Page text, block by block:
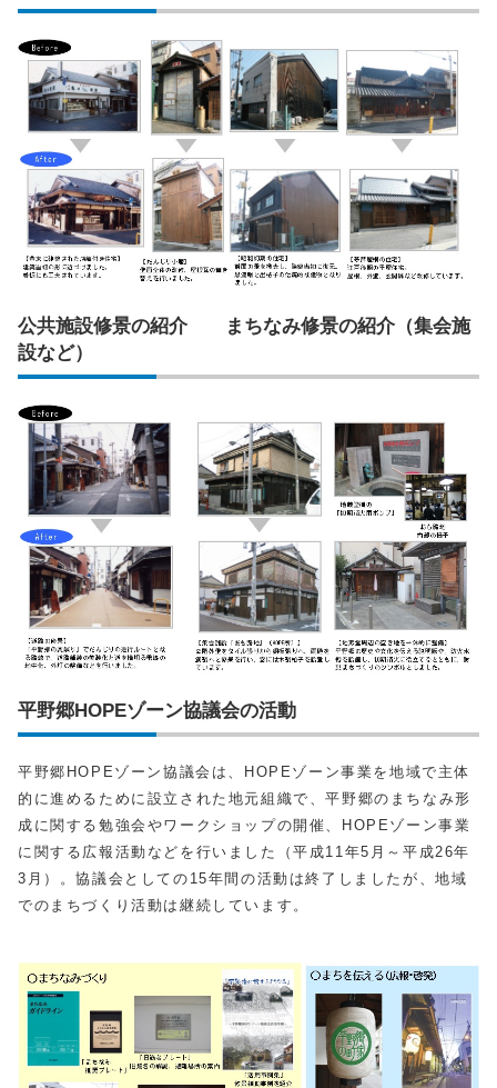
公共施設修景の紹介 まちなみ修景の紹介（集会施
設など）
平野郷HOPEゾーン協議会の活動
平野郷HOPEゾーン協議会は、HOPEゾーン事業を地域で主体
的に進めるために設立された地元組織で、平野郷のまちなみ形
成に関する勉強会やワークショップの開催、HOPEゾーン事業
に関する広報活動などを行いました（平成11年5月～平成26年
3月）。協議会としての15年間の活動は終了しましたが、地域
でのまちづくり活動は継続しています。